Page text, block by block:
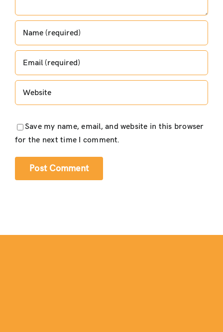
Save my name, email, and website in this browser
for the next time I comment.